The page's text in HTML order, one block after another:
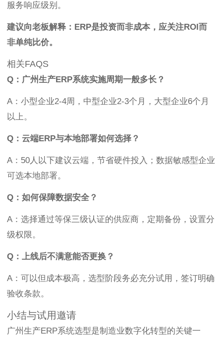
服务响应级别。
建议向老板解释：ERP是投资而非成本，应关注ROI而
非单纯比价。
相关FAQS
Q：广州生产ERP系统实施周期一般多长？
A：小型企业2-4周，中型企业2-3个月，大型企业6个月
以上。
Q：云端ERP与本地部署如何选择？
A：50人以下建议云端，节省硬件投入；数据敏感型企业
可选本地部署。
Q：如何保障数据安全？
A：选择通过等保三级认证的供应商，定期备份，设置分
级权限。
Q：上线后不满意能否更换？
A：可以但成本极高，选型阶段务必充分试用，签订明确
验收条款。
小结与试用邀请
广州生产ERP系统选型是制造业数字化转型的关键一